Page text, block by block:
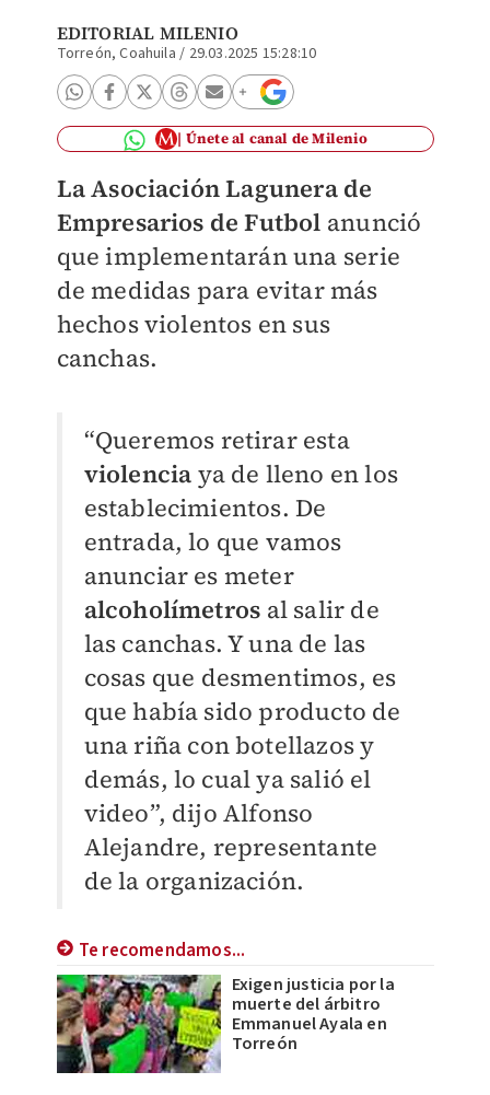
EDITORIAL MILENIO
Torreón, Coahuila / 29.03.2025 15:28:10
Únete al canal de Milenio
La Asociación Lagunera de
Empresarios de Futbol anunció
que implementarán una serie
de medidas para evitar más
hechos violentos en sus
canchas.
“Queremos retirar esta
violencia ya de lleno en los
establecimientos. De
entrada, lo que vamos
anunciar es meter
alcoholímetros al salir de
las canchas. Y una de las
cosas que desmentimos, es
que había sido producto de
una riña con botellazos y
demás, lo cual ya salió el
video”, dijo Alfonso
Alejandre, representante
de la organización.
Te recomendamos...
Exigen justicia por la
muerte del árbitro
Emmanuel Ayala en
Torreón